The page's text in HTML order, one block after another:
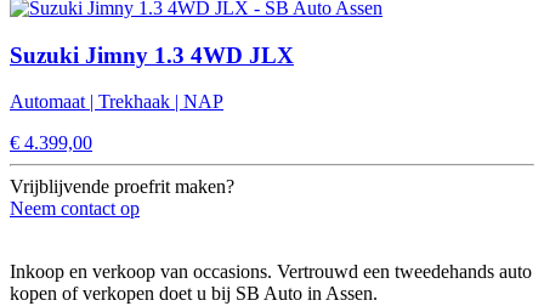
Suzuki Jimny 1.3 4WD JLX
Automaat | Trekhaak | NAP
€ 4.399,00
Vrijblijvende proefrit maken?
Neem contact op
Inkoop en verkoop van occasions. Vertrouwd een tweedehands auto
kopen of verkopen doet u bij SB Auto in Assen.